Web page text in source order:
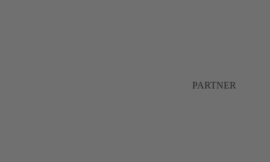
PARTNER